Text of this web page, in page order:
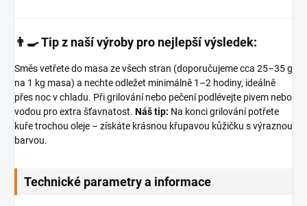
👨‍🍳 Tip z naší výroby pro nejlepší výsledek:
Směs vetřete do masa ze všech stran (doporučujeme cca 25–35 g
na 1 kg masa) a nechte odležet minimálně 1–2 hodiny, ideálně
přes noc v chladu. Při grilování nebo pečení podlévejte pivem nebo
vodou pro extra šťavnatost. Náš tip: Na konci grilování potřete
kuře trochou oleje – získáte krásnou křupavou kůžičku s výraznou
barvou.
Technické parametry a informace